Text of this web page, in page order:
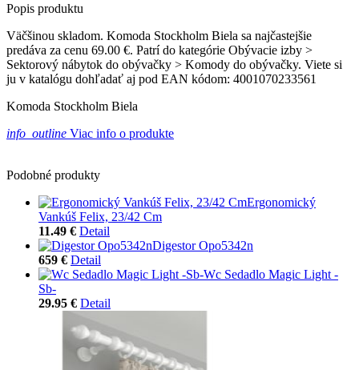
Popis produktu
Väčšinou skladom. Komoda Stockholm Biela sa najčastejšie
predáva za cenu 69.00 €. Patrí do kategórie Obývacie izby >
Sektorový nábytok do obývačky > Komody do obývačky. Viete si
ju v katalógu dohľadať aj pod EAN kódom: 4001070233561
Komoda Stockholm Biela
info_outline Viac info o produkte
Podobné produkty
Ergonomický
Vankúš Felix, 23/42 Cm
11.49 € Detail
Digestor Opo5342n
659 € Detail
Wc Sedadlo Magic Light -
Sb-
29.95 € Detail